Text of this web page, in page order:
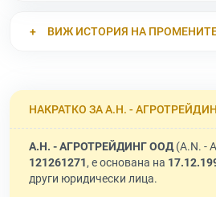
ВИЖ ИСТОРИЯ НА
НАКРАТКО ЗА А.Н. -
А.Н. - АГРОТРЕЙДИНГ ООД(A.N. -
121261271, е основана на
други юридически лица.